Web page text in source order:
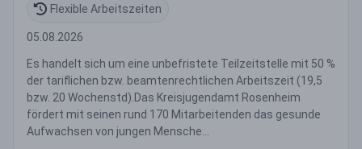
Flexible Arbeitszeiten
05.08.2026
Es handelt sich um eine unbefristete Teilzeitstelle mit 50 %
der tariflichen bzw. beamtenrechtlichen Arbeitszeit (19,5
bzw. 20 Wochenstd).Das Kreisjugendamt Rosenheim
fördert mit seinen rund 170 Mitarbeitenden das gesunde
Aufwachsen von jungen Mensche...